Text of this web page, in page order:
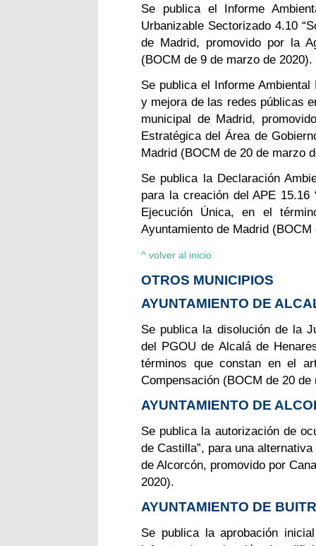
Se publica el Informe
Urbanizable Sectorizado 4.10
de Madrid, promovido por la
(BOCM de 9 de marzo de 2020).
Se publica el Informe
y mejora de las redes públicas
municipal de Madrid,
Estratégica del Área de
Madrid (BOCM de 20 de marzo
Se publica la Declaración
para la creación del APE
Ejecución Única, en el
Ayuntamiento de Madrid
^ volver al inicio
OTROS MUNICIPIOS
AYUNTAMIENTO DE
Se publica la disolución de la
del PGOU de Alcalá de
términos que constan en el
Compensación (BOCM de 20 de
AYUNTAMIENTO DE
Se publica la autorización de
de Castilla”, para una
de Alcorcón, promovido por
2020).
AYUNTAMIENTO DE
Se publica la aprobación